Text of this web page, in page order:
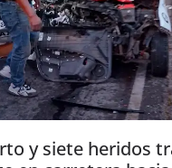
y siete heridos